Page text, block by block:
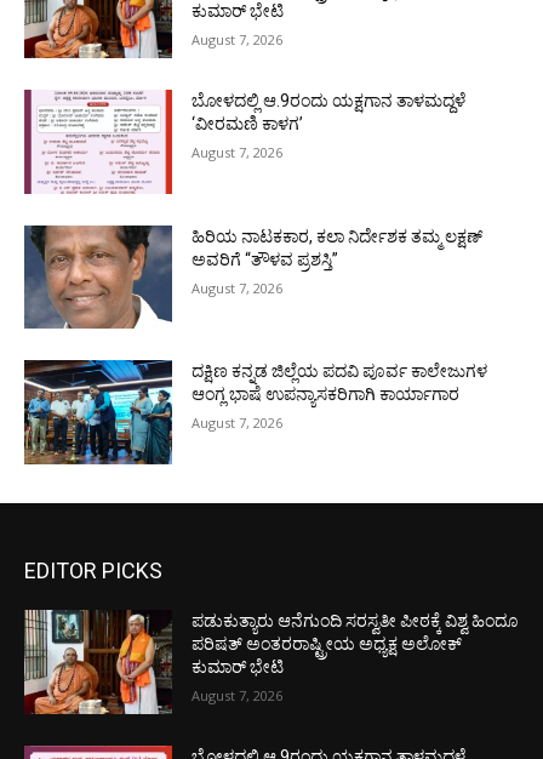
ಕುಮಾರ್ ಭೇಟಿ
August 7, 2026
ಬೋಳದಲ್ಲಿ ಆ.9ರಂದು ಯಕ್ಷಗಾನ ತಾಳಮದ್ದಳೆ
‘ವೀರಮಣಿ ಕಾಳಗ’
August 7, 2026
ಹಿರಿಯ ನಾಟಕಕಾರ, ಕಲಾ ನಿರ್ದೇಶಕ ತಮ್ಮ ಲಕ್ಷಣ್
ಅವರಿಗೆ “ತೌಳವ ಪ್ರಶಸ್ತಿ”
August 7, 2026
ದಕ್ಷಿಣ ಕನ್ನಡ ಜಿಲ್ಲೆಯ ಪದವಿ ಪೂರ್ವ ಕಾಲೇಜುಗಳ
ಆಂಗ್ಲ ಭಾಷೆ ಉಪನ್ಯಾಸಕರಿಗಾಗಿ ಕಾರ್ಯಾಗಾರ
August 7, 2026
EDITOR PICKS
ಪಡುಕುತ್ಯಾರು ಆನೆಗುಂದಿ ಸರಸ್ವತೀ ಪೀಠಕ್ಕೆ ವಿಶ್ವ ಹಿಂದೂ
ಪರಿಷತ್ ಅಂತರರಾಷ್ಟ್ರೀಯ ಅಧ್ಯಕ್ಷ ಅಲೋಕ್
ಕುಮಾರ್ ಭೇಟಿ
August 7, 2026